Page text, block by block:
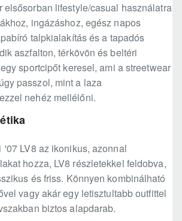
elsősorban lifestyle/casual használatra
ingázáshoz, egész napos
talpkialakítás és a tapadós
aszfalton, térkövön és beltéri
sportcipőt keresel, ami a streetwear
passzol, mint a laza
nehéz mellélőni.
'07 LV8 az ikonikus, azonnal
hozza, LV8 részletekkel feldobva,
és friss. Könnyen kombinálható
vagy akár egy letisztultabb outfittel
biztos alapdarab.